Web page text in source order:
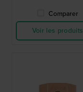
Comparer
Voir les produits